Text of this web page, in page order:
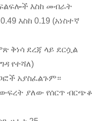
እስከ መብራት
እስከ 0.19 (አነስተኛ
ቅነሳ ደረጃ ላይ ደርሷል
የተሻለ)
አያስፈልጉም።
ያለው የሰርጥ ብርጭቆ